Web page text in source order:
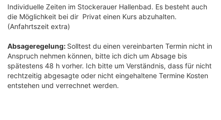
Individuelle Zeiten im Stockerauer Hallenbad. Es besteht auch
die Möglichkeit bei dir Privat einen Kurs abzuhalten.
(Anfahrtszeit extra)
Absageregelung: Solltest du einen vereinbarten Termin nicht in
Anspruch nehmen können, bitte ich dich um Absage bis
spätestens 48 h vorher. Ich bitte um Verständnis, dass für nicht
rechtzeitig abgesagte oder nicht eingehaltene Termine Kosten
entstehen und verrechnet werden.